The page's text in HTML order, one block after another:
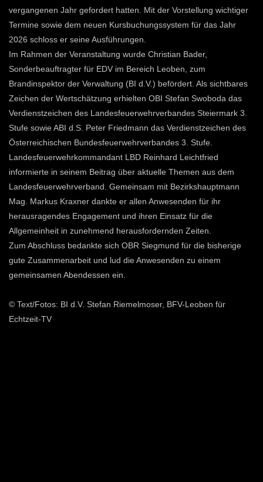
vergangenen Jahr gefordert hatten. Mit der Vorstellung wichtiger
Termine sowie dem neuen Kursbuchungssystem für das Jahr
2026 schloss er seine Ausführungen.
Im Rahmen der Veranstaltung wurde Christian Bader,
Sonderbeauftragter für EDV im Bereich Leoben, zum
Brandinspektor der Verwaltung (BI d.V.) befördert. Als sichtbares
Zeichen der Wertschätzung erhielten OBI Stefan Swoboda das
Verdienstzeichen des Landesfeuerwehrverbandes Steiermark 3.
Stufe sowie ABI d.S. Peter Friedmann das Verdienstzeichen des
Österreichischen Bundesfeuerwehrverbandes 3. Stufe.
Landesfeuerwehrkommandant LBD Reinhard Leichtfried
informierte in seinem Beitrag über aktuelle Themen aus dem
Landesfeuerwehrverband. Gemeinsam mit Bezirkshauptmann
Mag. Markus Kraxner dankte er allen Anwesenden für ihr
herausragendes Engagement und ihren Einsatz für die
Allgemeinheit in zunehmend herausfordernden Zeiten.
Zum Abschluss bedankte sich OBR Siegmund für die bisherige
gute Zusammenarbeit und lud die Anwesenden zu einem
gemeinsamen Abendessen ein.
© Text/Fotos: BI d.V. Stefan Riemelmoser, BFV-Leoben für
Echtzeit-TV